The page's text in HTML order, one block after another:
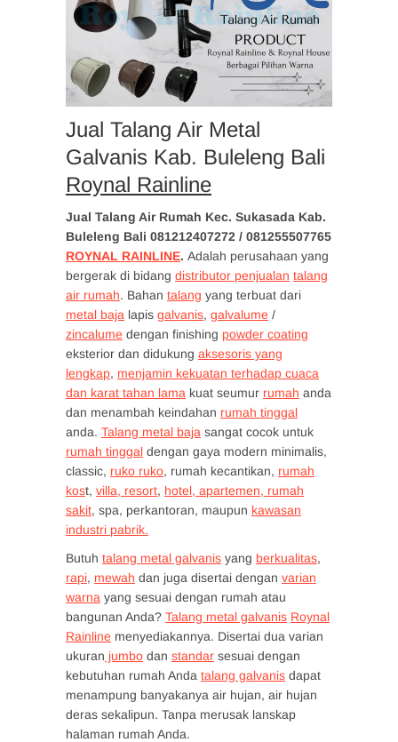
Jual Talang Air Metal
Galvanis Kab. Buleleng Bali
Roynal Rainline
Jual Talang Air Rumah Kec. Sukasada Kab.
Buleleng Bali 081212407272 / 081255507765
ROYNAL RAINLINE. Adalah perusahaan yang
bergerak di bidang distributor penjualan talang
air rumah. Bahan talang yang terbuat dari
metal baja lapis galvanis, galvalume /
zincalume dengan finishing powder coating
eksterior dan didukung aksesoris yang
lengkap, menjamin kekuatan terhadap cuaca
dan karat tahan lama kuat seumur rumah anda
dan menambah keindahan rumah tinggal
anda. Talang metal baja sangat cocok untuk
rumah tinggal dengan gaya modern minimalis,
classic, ruko ruko, rumah kecantikan, rumah
kost, villa, resort, hotel, apartemen, rumah
sakit, spa, perkantoran, maupun kawasan
industri pabrik.
Butuh talang metal galvanis yang berkualitas,
rapi, mewah dan juga disertai dengan varian
warna yang sesuai dengan rumah atau
bangunan Anda? Talang metal galvanis Roynal
Rainline menyediakannya. Disertai dua varian
ukuran jumbo dan standar sesuai dengan
kebutuhan rumah Anda talang galvanis dapat
menampung banyakanya air hujan, air hujan
deras sekalipun. Tanpa merusak lanskap
halaman rumah Anda.